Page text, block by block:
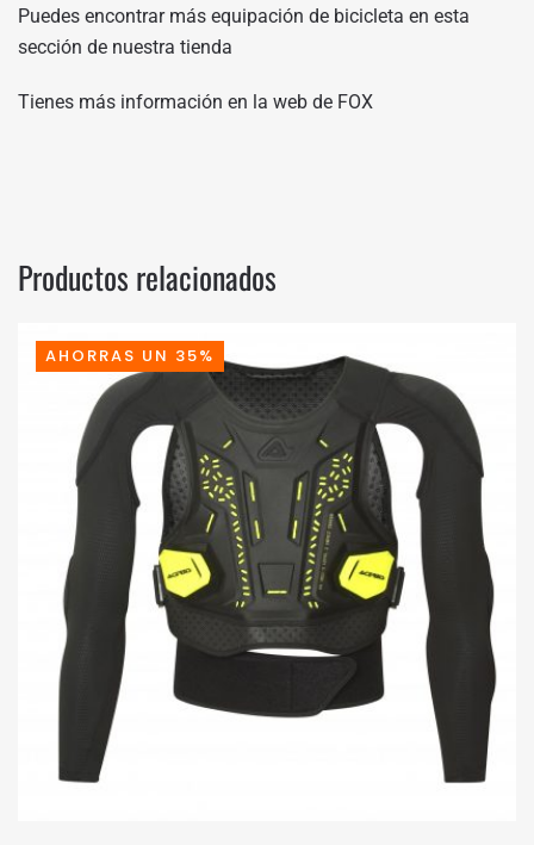
Puedes encontrar más equipación de bicicleta en esta
sección de nuestra tienda
Tienes más información en la web de FOX
Productos relacionados
AHORRAS UN 35%